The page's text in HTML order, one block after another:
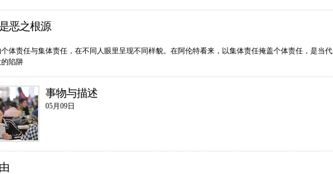
恶之根源
体责任与集体责任，在不同人眼里呈现不同样貌。在阿伦特看来，以集体责任掩盖个体责任，是当代
陷阱
事物与描述
05月09日